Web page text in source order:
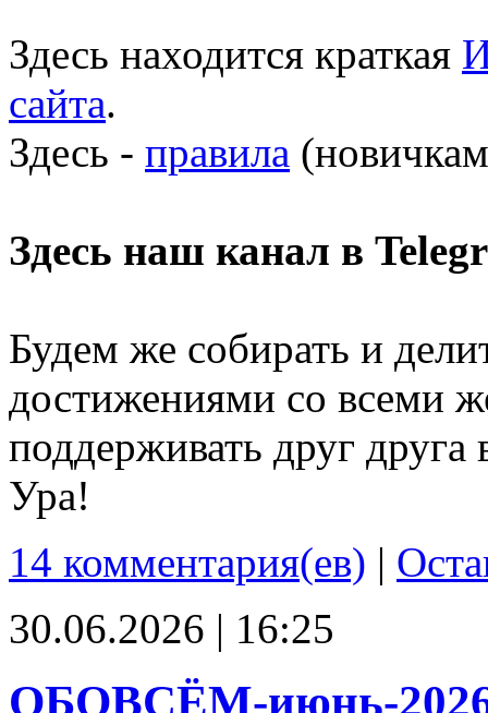
Здесь находится краткая
сайта.
Здесь - правила
Здесь наш канал в
Будем же собирать и
достижениями со всеми
поддерживать друг
Ура!
14 комментария(ев) |
30.06.2026 | 16:25
ОБОВСЁМ-июнь-